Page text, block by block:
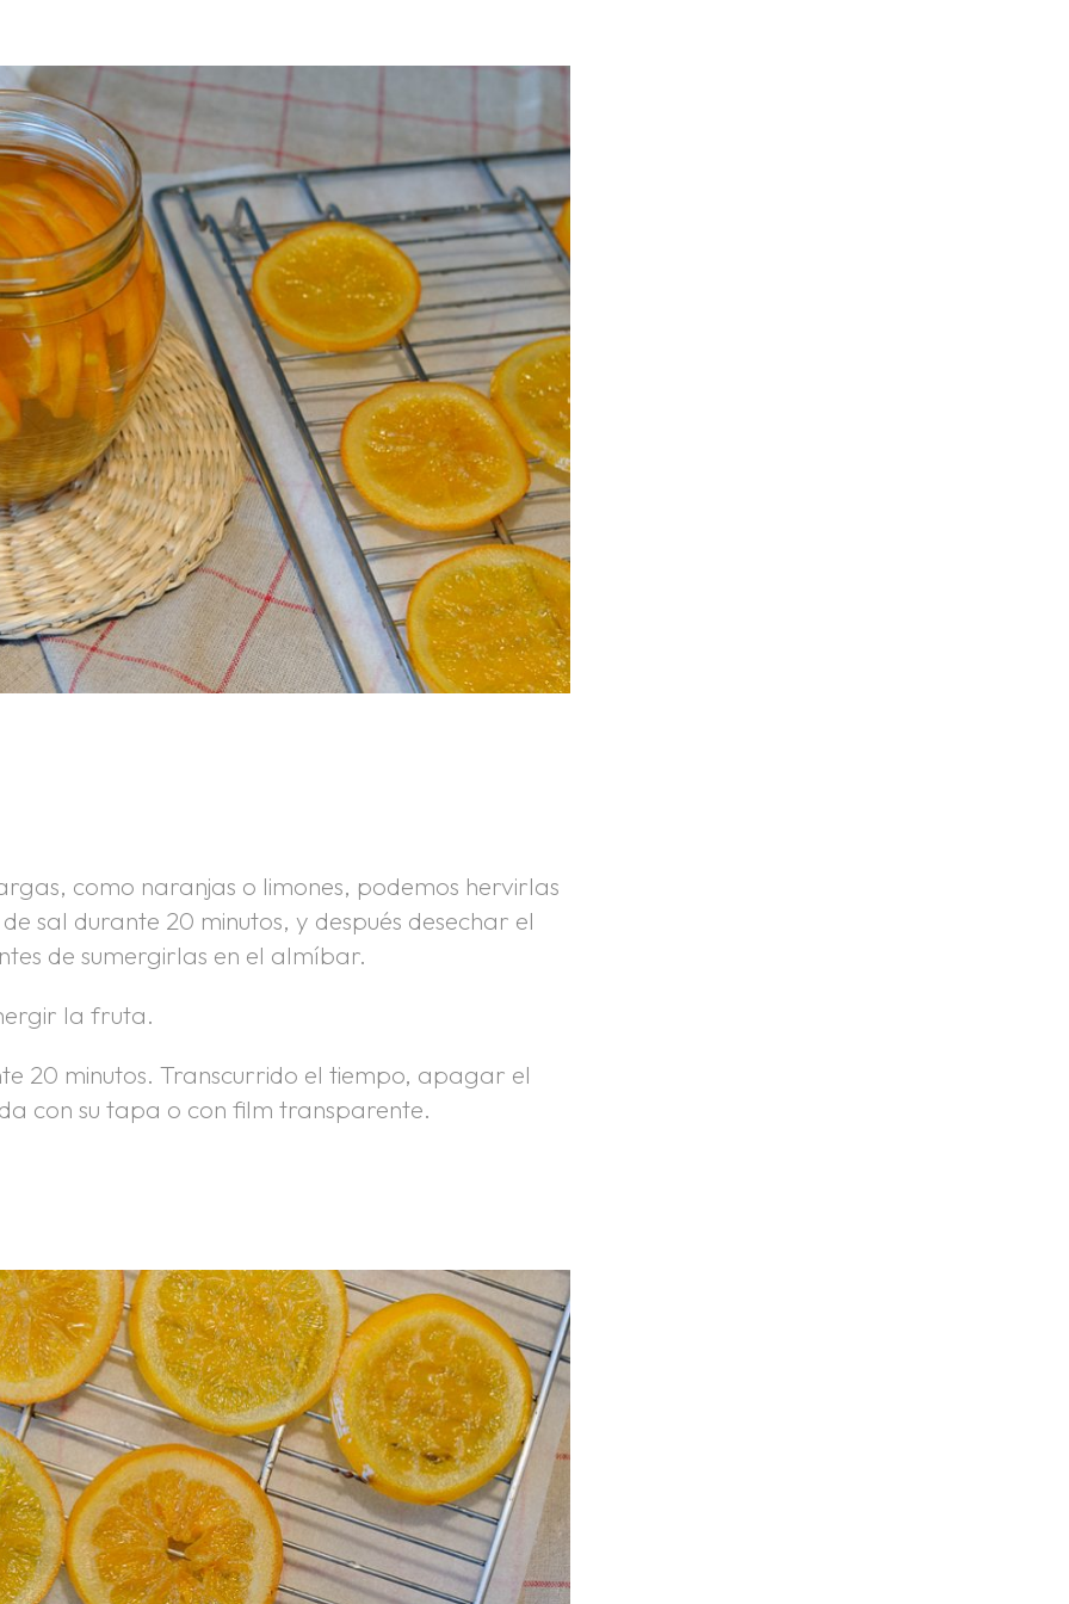
como naranjas o limones, podemos hervirlas
sal durante 20 minutos, y después desechar el
de sumergirlas en el almíbar.
la fruta.
20 minutos. Transcurrido el tiempo, apagar el
con su tapa o con film transparente.